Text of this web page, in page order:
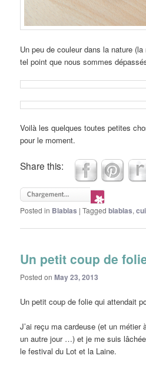
Un peu de couleur dans la nature
tel point que nous sommes
Voilà les quelques toutes petites
pour le moment.
Share this:
Posted in Blablas |Tagged blablas,
Un petit coup de
Posted onMay 23, 2013
Un petit coup de folie qui attendait
J’ai reçu ma cardeuse (et un métier
un autre jour …) et je me suis
le festival du Lot et la Laine.